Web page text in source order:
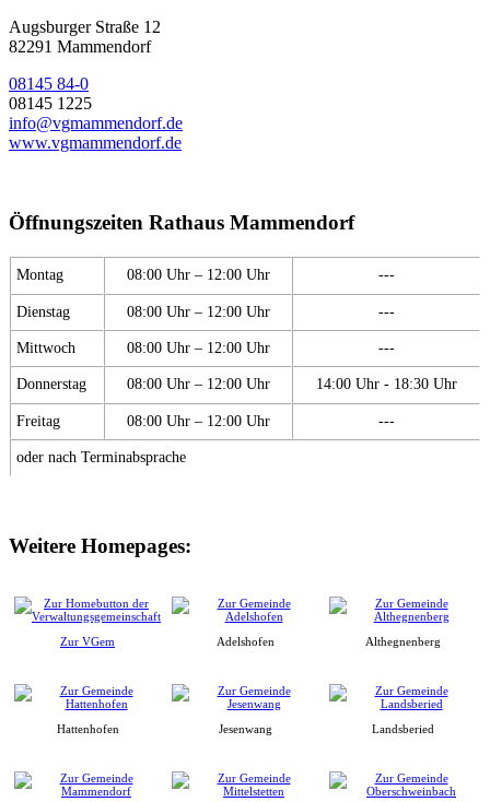
Augsburger Straße 12
82291 Mammendorf
08145 84-0
08145 1225
info@vgmammendorf.de
www.vgmammendorf.de
Öffnungszeiten Rathaus Mammendorf
Montag 08:00 Uhr – 12:00 Uhr ---
Dienstag 08:00 Uhr – 12:00 Uhr ---
Mittwoch 08:00 Uhr – 12:00 Uhr ---
Donnerstag 08:00 Uhr – 12:00 Uhr 14:00 Uhr - 18:30 Uhr
Freitag 08:00 Uhr – 12:00 Uhr ---
oder nach Terminabsprache
Weitere Homepages:
Zur VGem Adelshofen Althegnenberg
Hattenhofen Jesenwang Landsberied